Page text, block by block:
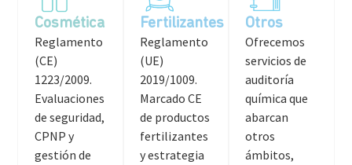
Cosmética
Reglamento
(CE)
1223/2009.
Evaluaciones
de seguridad,
CPNP y
gestión de
Fertilizantes
Reglamento
(UE)
2019/1009.
Marcado CE
de productos
fertilizantes
y estrategia
Otros
Ofrecemos
servicios de
auditoría
química que
abarcan
otros
ámbitos,